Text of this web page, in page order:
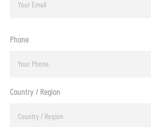
Phone
Country / Region